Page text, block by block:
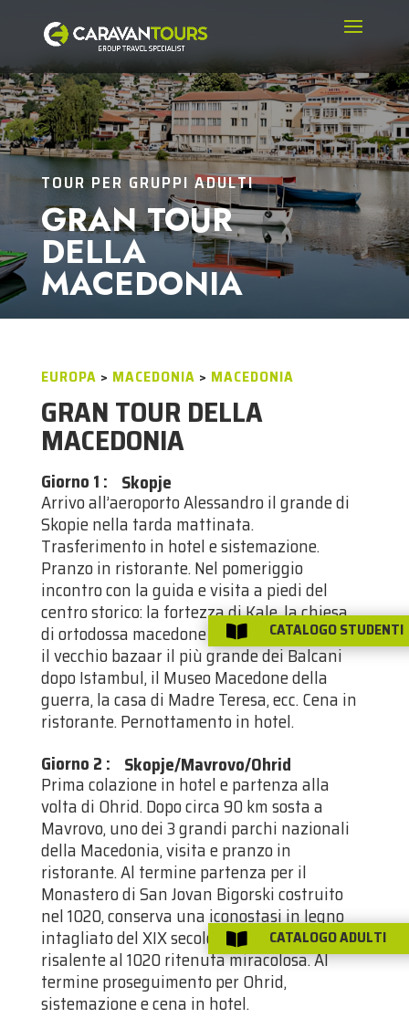
TOUR PER GRUPPI ADULTI
GRAN TOUR
DELLA
MACEDONIA
EUROPA > MACEDONIA > MACEDONIA
GRAN TOUR DELLA
MACEDONIA
Giorno 1 : Skopje
Arrivo all’aeroporto Alessandro il grande di
Skopie nella tarda mattinata.
Trasferimento in hotel e sistemazione.
Pranzo in ristorante. Nel pomeriggio
incontro con la guida e visita a piedi del
centro storico: la fortezza di Kale, la chiesa
di ortodossa macedone di Santa Salvation,
il vecchio bazaar il più grande dei Balcani
dopo Istambul, il Museo Macedone della
guerra, la casa di Madre Teresa, ecc. Cena in
ristorante. Pernottamento in hotel.
Giorno 2 : Skopje/Mavrovo/Ohrid
Prima colazione in hotel e partenza alla
volta di Ohrid. Dopo circa 90 km sosta a
Mavrovo, uno dei 3 grandi parchi nazionali
della Macedonia, visita e pranzo in
ristorante. Al termine partenza per il
Monastero di San Jovan Bigorski costruito
nel 1020, conserva una iconostasi in legno
intagliato del XIX secolo ed una icona
risalente al 1020 ritenuta miracolosa. Al
termine proseguimento per Ohrid,
sistemazione e cena in hotel.
 CATALOGO STUDENTI
 CATALOGO ADULTI